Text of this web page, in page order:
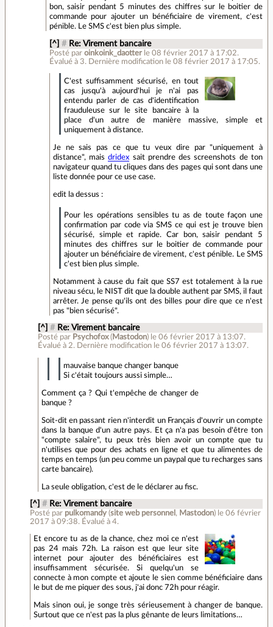
bon, saisir pendant 5 minutes des chiffres sur le boitier de
commande pour ajouter un bénéficiaire de virement, c'est
pénible. Le SMS c'est bien plus simple.
[^] # Re: Virement bancaire
Posté par oinkoink_daotter le 08 février 2017 à 17:02.
Évalué à 3. Dernière modification le 08 février 2017 à 17:05.
C'est suffisamment sécurisé, en tout
cas jusqu'à aujourd'hui je n'ai pas
entendu parler de cas d'identification
frauduleuse sur le site bancaire à la
place d'un autre de manière massive, simple et
uniquement à distance.
Je ne sais pas ce que tu veux dire par "uniquement à
distance", maisdridex sait prendre des screenshots de ton
navigateur quand tu cliques dans des pages qui sont dans une
liste donnée pour ce use case.
edit la dessus :
Pour les opérations sensibles tu as de toute façon une
confirmation par code via SMS ce qui est je trouve bien
sécurisé, simple et rapide. Car bon, saisir pendant 5
minutes des chiffres sur le boitier de commande pour
ajouter un bénéficiaire de virement, c'est pénible. Le SMS
c'est bien plus simple.
Notamment à cause du fait que SS7 est totalement à la rue
niveau sécu, le NIST dit que la double authent par SMS, il faut
arrêter. Je pense qu'ils ont des billes pour dire que ce n'est
pas "bien sécurisé".
[^] # Re: Virement bancaire
Posté par Psychofox(Mastodon) le 06 février 2017 à 13:07.
Évalué à 2.Dernière modification le 06 février 2017 à 13:07.
mauvaise banque changer banque
Si c'était toujours aussi simple…
Comment ça ? Qui t'empêche de changer de
banque ?
Soit-dit en passant rien n'interdit un Français d'ouvrir un compte
dans la banque d'un autre pays. Et ça n'a pas besoin d'être ton
"compte salaire", tu peux très bien avoir un compte que tu
n'utilises que pour des achats en ligne et que tu alimentes de
temps en temps (un peu comme un paypal que tu recharges sans
carte bancaire).
La seule obligation, c'est de le déclarer au fisc.
[^] # Re: Virement bancaire
Posté par pulkomandy(site web personnel , Mastodon) le 06 février
2017 à 09:38.Évalué à 4.
Et encore tu as de la chance, chez moi ce n'est
pas 24 mais 72h. La raison est que leur site
internet pour ajouter des bénéficiaires est
insuffisamment sécurisée. Si quelqu'un se
connecte à mon compte et ajoute le sien comme bénéficiaire dans
le but de me piquer des sous, j'ai donc 72h pour réagir.
Mais sinon oui, je songe très sérieusement à changer de banque.
Surtout que ce n'est pas la plus gênante de leurs limitations…